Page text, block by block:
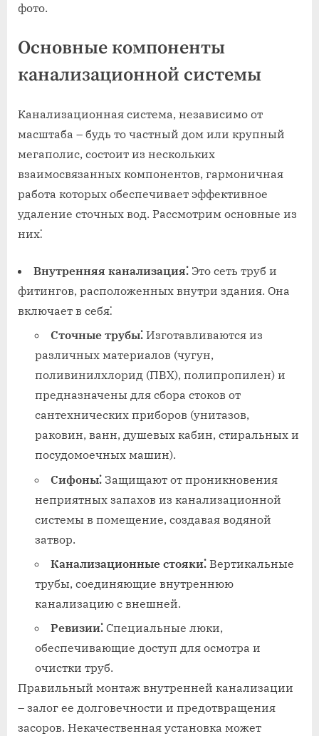
фото.
Основные компоненты
канализационной системы
Канализационная система, независимо от
масштаба – будь то частный дом или крупный
мегаполис, состоит из нескольких
взаимосвязанных компонентов, гармоничная
работа которых обеспечивает эффективное
удаление сточных вод. Рассмотрим основные из
них⁚
Внутренняя канализация⁚ Это сеть труб и
фитингов, расположенных внутри здания. Она
включает в себя⁚
Сточные трубы⁚ Изготавливаются из
различных материалов (чугун,
поливинилхлорид (ПВХ), полипропилен) и
предназначены для сбора стоков от
сантехнических приборов (унитазов,
раковин, ванн, душевых кабин, стиральных и
посудомоечных машин).
Сифоны⁚ Защищают от проникновения
неприятных запахов из канализационной
системы в помещение, создавая водяной
затвор.
Канализационные стояки⁚ Вертикальные
трубы, соединяющие внутреннюю
канализацию с внешней.
Ревизии⁚ Специальные люки,
обеспечивающие доступ для осмотра и
очистки труб.
Правильный монтаж внутренней канализации
– залог ее долговечности и предотвращения
засоров. Некачественная установка может